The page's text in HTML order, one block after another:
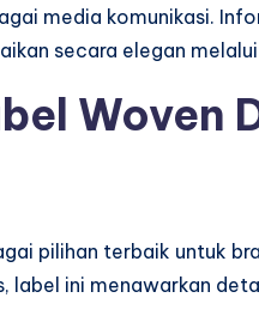
media komunikasi.
secara elegan
Woven
pilihan terbaik untuk
label ini menawarkan